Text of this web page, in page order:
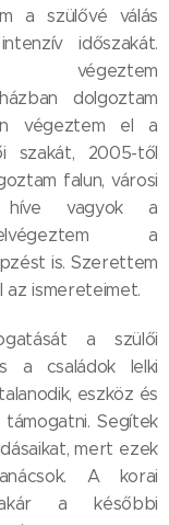
a szülővé válás
időszakát.
végeztem
dolgoztam
végeztem el a
szakát, 2005-től
falun, városi
híve vagyok a
a
is. Szerettem
ismereteimet.
a szülői
a családok lelki
eszköz és
Segítek
mert ezek
A korai
akár a későbbi